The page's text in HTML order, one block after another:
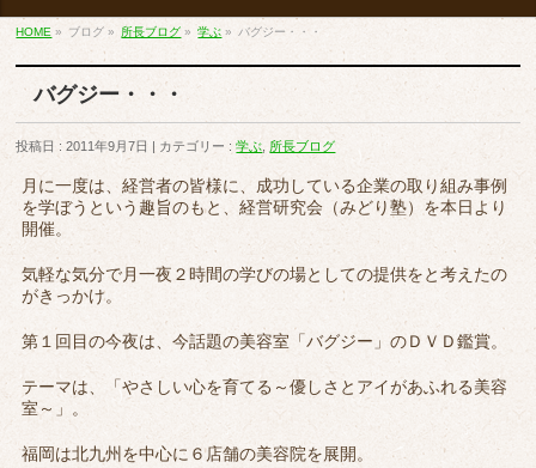
HOME » ブログ » 所長ブログ » 学ぶ » バグジー・・・
バグジー・・・
投稿日 : 2011年9月7日 カテゴリー :学ぶ 所長ブログ
月に一度は、経営者の皆様に、成功している企業の取り組み事例
を学ぼうという趣旨のもと、経営研究会（みどり塾）を本日より
開催。
気軽な気分で月一夜２時間の学びの場としての提供をと考えたの
がきっかけ。
第１回目の今夜は、今話題の美容室「バグジー」のＤＶＤ鑑賞。
テーマは、「やさしい心を育てる～優しさとアイがあふれる美容
室～」。
福岡は北九州を中心に６店舗の美容院を展開。